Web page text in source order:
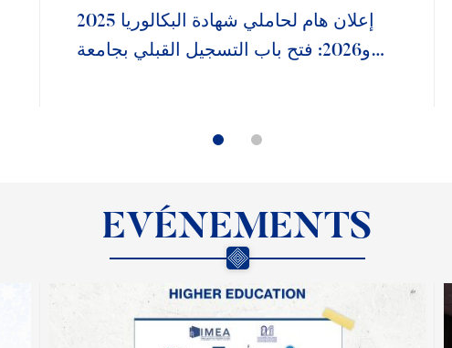
Lire la suite
إعلان هام لحاملي شهادة البكالوريا 2025
و2026: فتح باب التسجيل القبلي بجامعة
EVÉNEMENTS